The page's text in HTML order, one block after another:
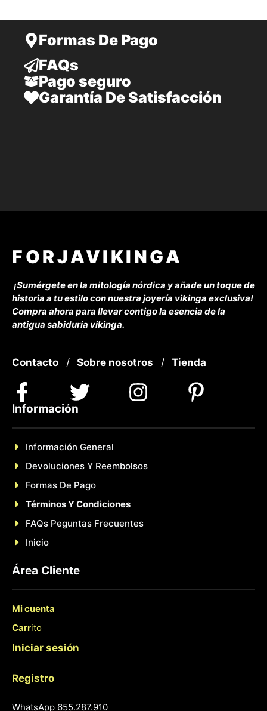
Formas De Pago
FAQs
Pago seguro
Garantía De Satisfacción
FORJAVIKINGA
¡Sumérgete en la mitología nórdica y añade un toque de
historia a tu estilo con nuestra joyería vikinga exclusiva!
Compra ahora para llevar contigo la esencia de la
antigua sabiduría vikinga.
Contacto / Sobre nosotros / Tienda
Información
Información General
Devoluciones Y Reembolsos
Formas De Pago
Términos Y Condiciones
FAQs Peguntas Frecuentes
Inicio
Área Cliente
Mi cuenta
Carrito
Iniciar sesión
Registro
WhatsApp 655.287.910